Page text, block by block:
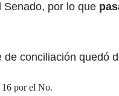
Senado, por lo que
de conciliación quedó
por el No.